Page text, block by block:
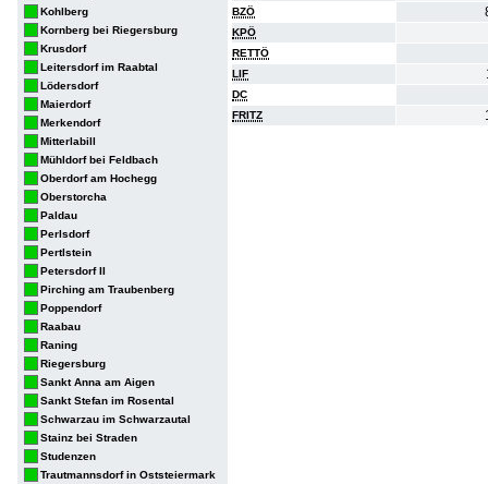
Kohlberg
Kornberg bei Riegersburg
Krusdorf
Leitersdorf im Raabtal
Lödersdorf
Maierdorf
Merkendorf
Mitterlabill
Mühldorf bei Feldbach
Oberdorf am Hochegg
Oberstorcha
Paldau
Perlsdorf
Pertlstein
Petersdorf II
Pirching am Traubenberg
Poppendorf
Raabau
Raning
Riegersburg
Sankt Anna am Aigen
Sankt Stefan im Rosental
Schwarzau im Schwarzautal
Stainz bei Straden
Studenzen
Trautmannsdorf in Oststeiermark
BZÖ
KPÖ
RETTÖ
LIF
DC
FRITZ